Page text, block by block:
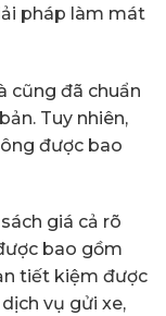
pháp làm mát
cũng đã chuẩn
Tuy nhiên,
được bao
giá cả rõ
bao gồm
tiết kiệm được
vụ gửi xe,